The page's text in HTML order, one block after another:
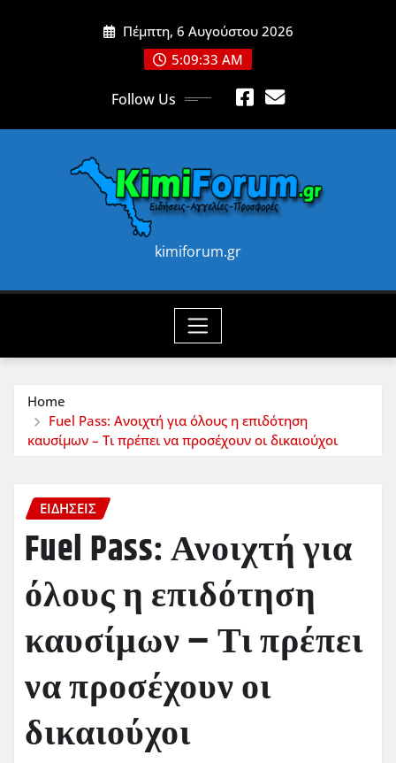
Πέμπτη, 6 Αυγούστου 2026
5:09:34 AM
Follow Us
kimiforum.gr
Home
Fuel Pass: Ανοιχτή για όλους η επιδότηση
καυσίμων – Τι πρέπει να προσέχουν οι δικαιούχοι
ΕΙΔΗΣΕΙΣ
Fuel Pass: Ανοιχτή για
όλους η επιδότηση
καυσίμων – Τι πρέπει
να προσέχουν οι
δικαιούχοι